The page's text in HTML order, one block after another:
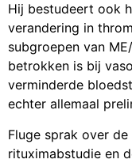
Hij bestudeert ook
verandering in
subgroepen van
betrokken is bij
verminderde
echter allemaal
Fluge sprak over
rituximabstudie en